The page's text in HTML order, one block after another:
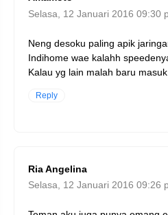
Selasa, 12 Januari 2016 09:30
Neng desoku paling apik
Indihome wae kalahh
Kalau yg lain malah baru masuk
Reply
Ria Angelina
Selasa, 12 Januari 2016 09:26